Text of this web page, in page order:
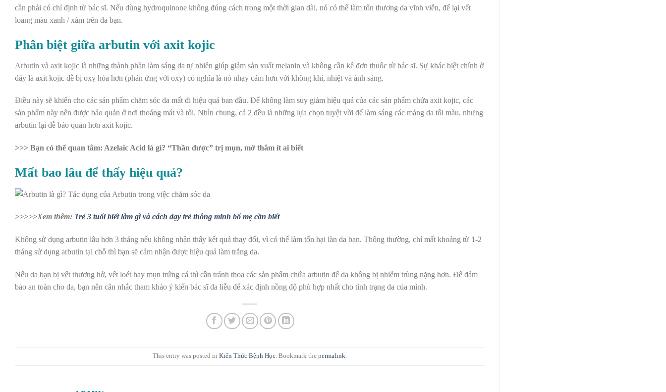
cần phải có chỉ định từ bác sĩ. Nếu dùng hydroquinone không đúng cách trong một thời gian dài, nó có thể làm tổn thương da vĩnh viễn, để lại vết
loang màu xanh / xám trên da bạn.
Phân biệt giữa arbutin với axit kojic
Arbutin và axit kojic là những thành phần làm sáng da tự nhiên giúp giảm sản xuất melanin và không cần kê đơn thuốc từ bác sĩ. Sự khác biệt chính ở
đây là axit kojic dễ bị oxy hóa hơn (phản ứng với oxy) có nghĩa là nó nhạy cảm hơn với không khí, nhiệt và ánh sáng.
Điều này sẽ khiến cho các sản phẩm chăm sóc da mất đi hiệu quả ban đầu. Để không làm suy giảm hiệu quả của các sản phẩm chứa axit kojic, các
sản phẩm này nên được bảo quản ở nơi thoáng mát và tối. Nhìn chung, cả 2 đều là những lựa chọn tuyệt vời để làm sáng các mảng da tối màu, nhưng
arbutin lại dễ bảo quản hơn axit kojic.
>>> Bạn có thể quan tâm: Azelaic Acid là gì? “Thần dược” trị mụn, mờ thâm ít ai biết
Mất bao lâu để thấy hiệu quả?
>>>>>Xem thêm: Trẻ 3 tuổi biết làm gì và cách dạy trẻ thông minh bố mẹ cần biết
Không sử dụng arbutin lâu hơn 3 tháng nếu không nhận thấy kết quả thay đổi, vì có thể làm tổn hại làn da bạn. Thông thường, chỉ mất khoảng từ 1-2
tháng sử dụng arbutin tại chỗ thì bạn sẽ cảm nhận được hiệu quả làm trắng da.
Nếu da bạn bị vết thương hở, vết loét hay mụn trứng cá thì cần tránh thoa các sản phẩm chứa arbutin để da không bị nhiễm trùng nặng hơn. Để đảm
bảo an toàn cho da, bạn nên cân nhắc tham khảo ý kiến bác sĩ da liễu để xác định nồng độ phù hợp nhất cho tình trạng da của mình.
This entry was posted in Kiến Thức Bệnh Học. Bookmark the permalink.